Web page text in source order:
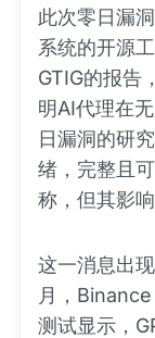
此次零日漏
系统的开源
GTIG的报告
明AI代理在
日漏洞的研
绪，完整且
称，但其影
这一消息出
月，
测试显示，